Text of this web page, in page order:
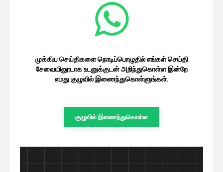
முக்கிய செய்திகளை நொடிப்பொழுதில் எங்கள் செய்தி
சேவையினூடாக உடனுக்குடன் அறிந்துகொள்ள இன்றே
எமது குழுவில் இணைந்துகொள்ளுங்கள்.
குழுவில் இணைந்துகொள்ள